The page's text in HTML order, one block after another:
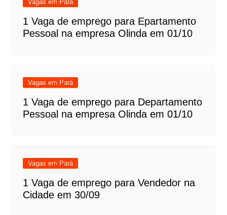
Vagas em Pará
1 Vaga de emprego para Epartamento
Pessoal na empresa Olinda em 01/10
Vagas em Pará
1 Vaga de emprego para Departamento
Pessoal na empresa Olinda em 01/10
Vagas em Pará
1 Vaga de emprego para Vendedor na
Cidade em 30/09